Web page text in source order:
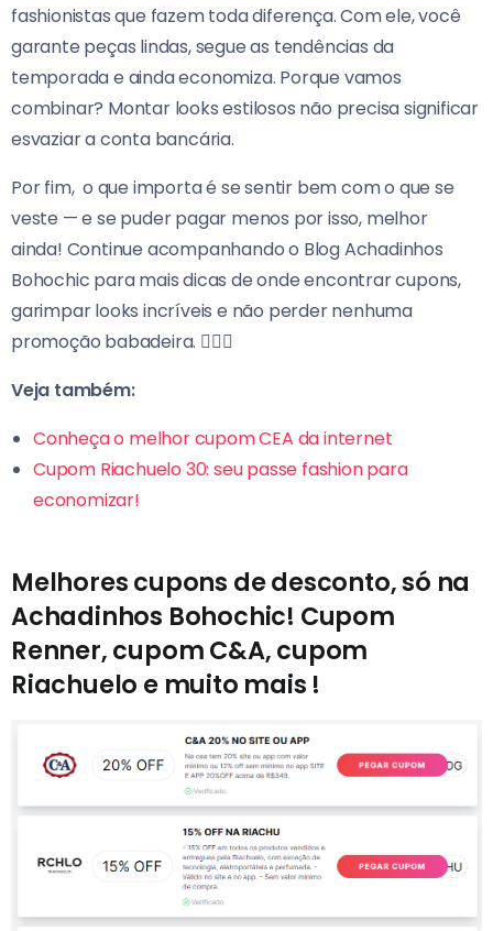
fashionistas que fazem toda diferença. Com ele, você
garante peças lindas, segue as tendências da
temporada e ainda economiza. Porque vamos
combinar? Montar looks estilosos não precisa significar
esvaziar a conta bancária.
Por fim, o que importa é se sentir bem com o que se
veste — e se puder pagar menos por isso, melhor
ainda! Continue acompanhando o Blog Achadinhos
Bohochic para mais dicas de onde encontrar cupons,
garimpar looks incríveis e não perder nenhuma
promoção babadeira. 💁‍♀️✨
Veja também:
Conheça o melhor cupom CEA da internet
Cupom Riachuelo 30: seu passe fashion para
economizar!
Melhores cupons de desconto, só na
Achadinhos Bohochic! Cupom
Renner, cupom C&A, cupom
Riachuelo e muito mais !